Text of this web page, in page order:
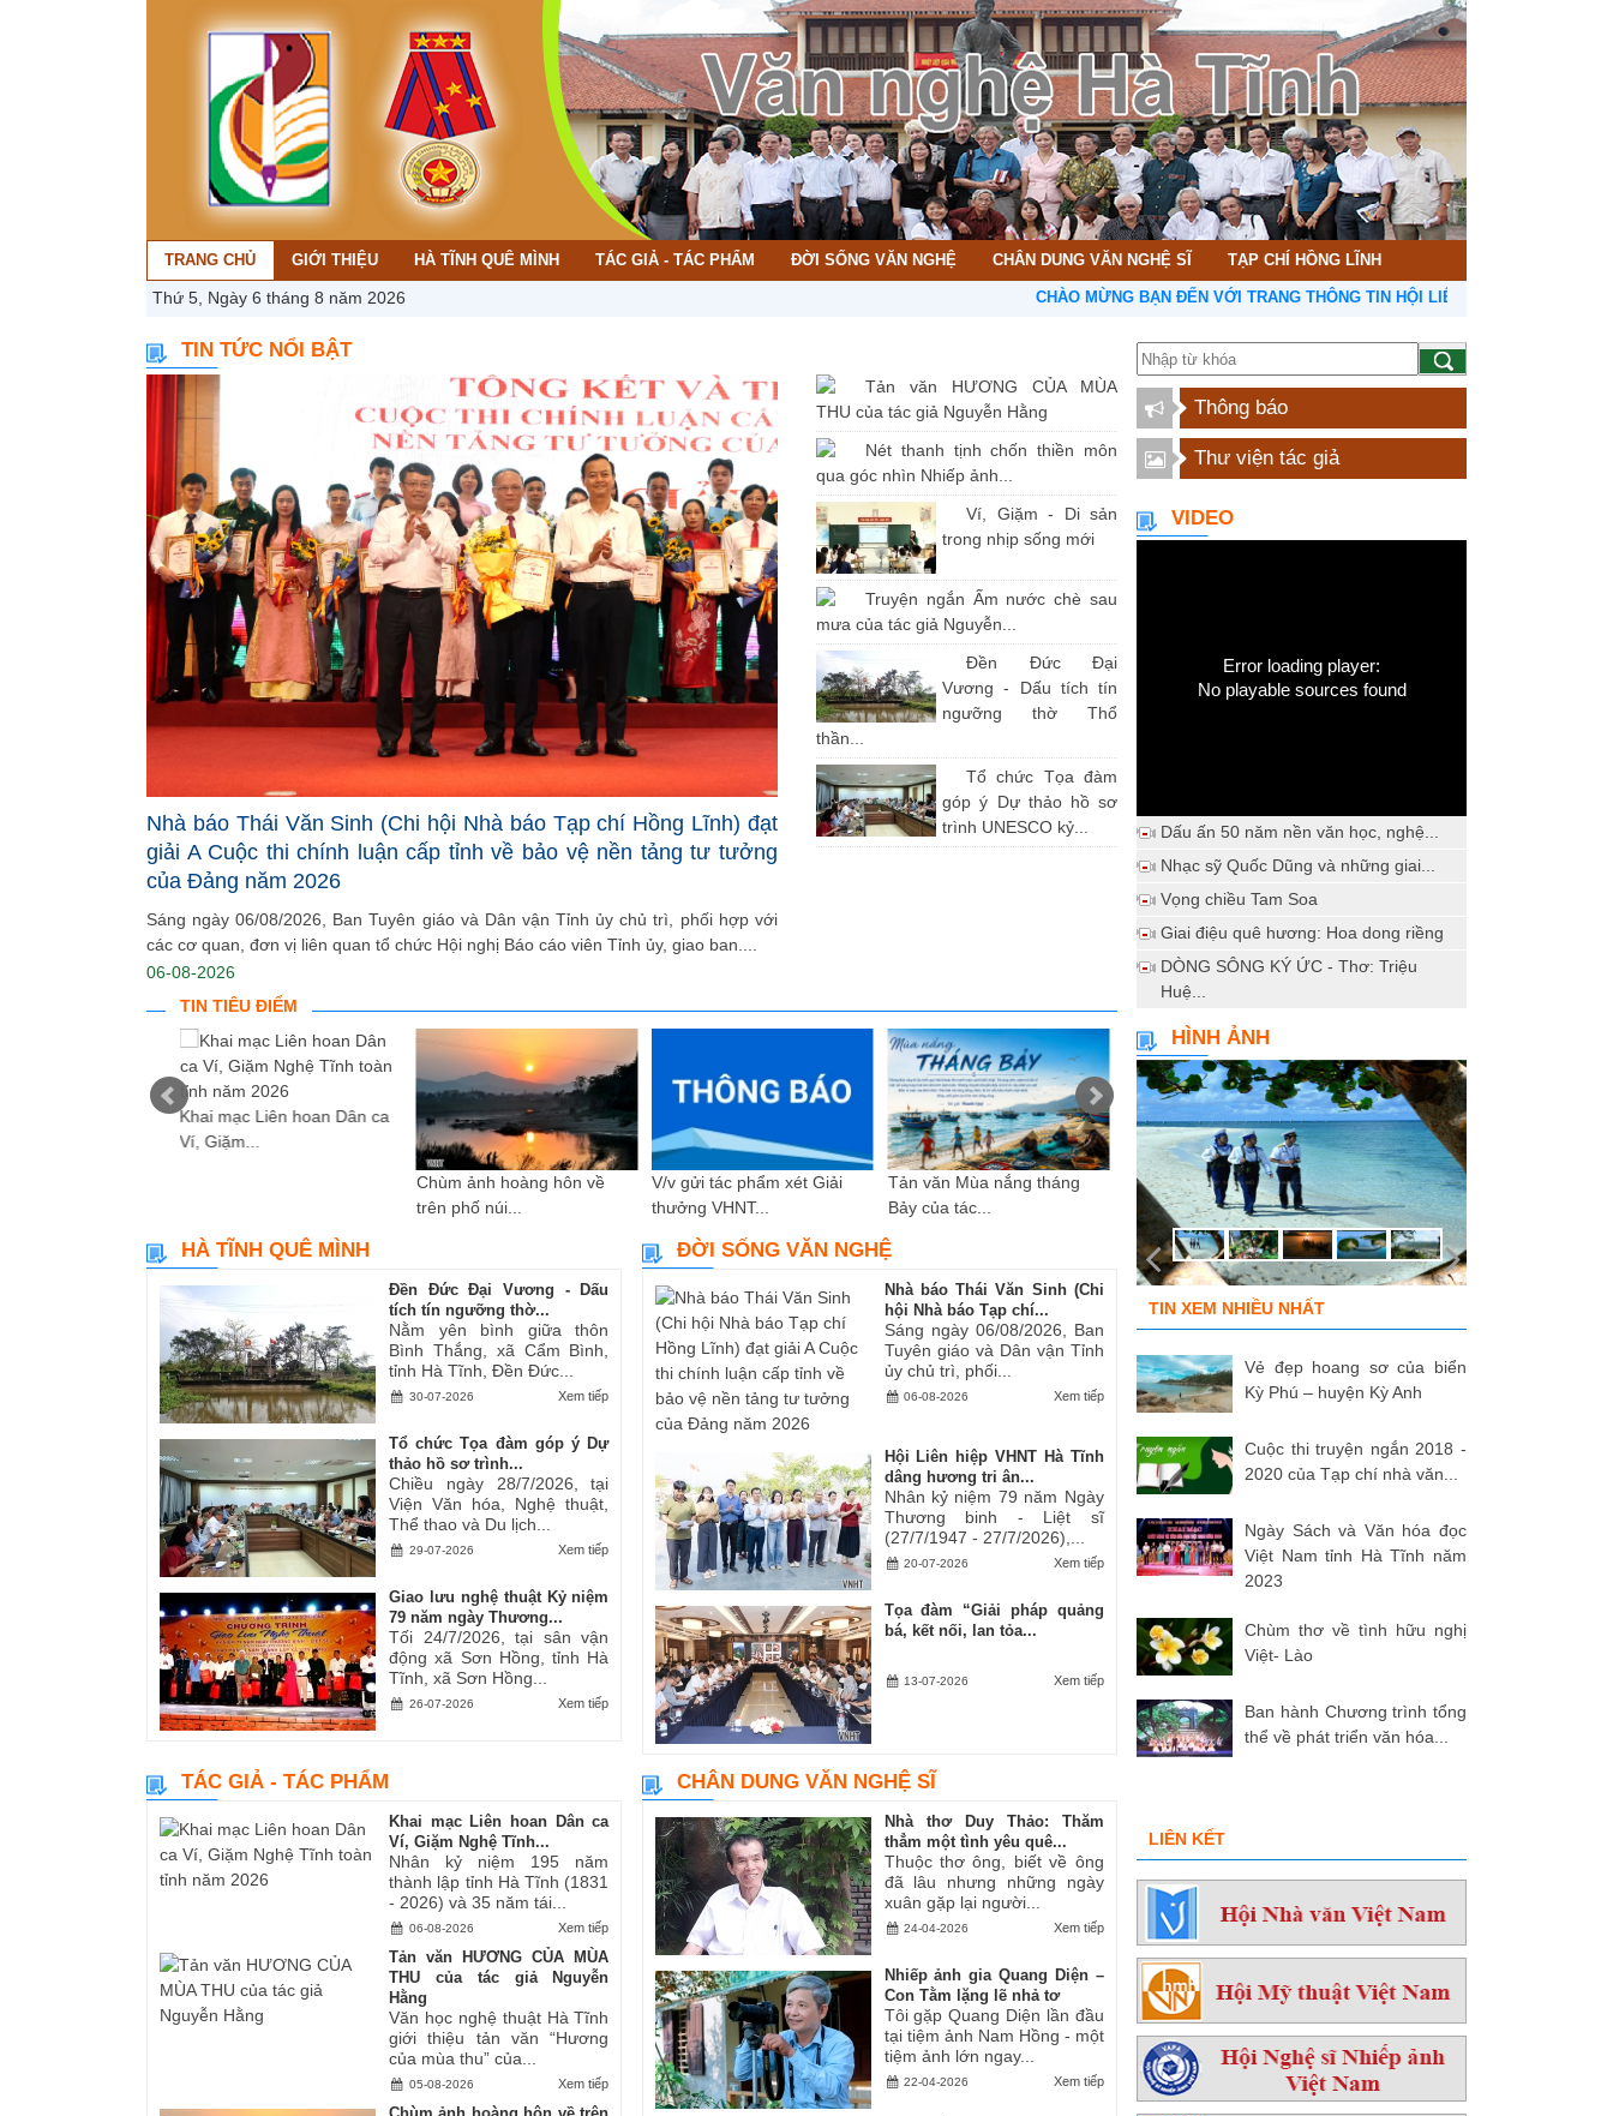
TRANG CHỦ GIỚI THIỆU HÀ TĨNH QUÊ MÌNH TÁC GIẢ - TÁC PHẨM ĐỜI SỐNG VĂN NGHỆ CHÂN DUNG VĂN NGHỆ SĨ TẠP CHÍ HỒNG LĨNH
Thứ 5, Ngày 6 tháng 8 năm 2026 CHÀO MỪNG BẠN ĐẾN VỚI TRANG THÔNG TIN HỘI LIÊN HIỆP VĂN HỌC NGHỆ
TIN TỨC NỔI BẬT
Nhà báo Thái Văn Sinh (Chi hội Nhà báo Tạp chí Hồng Lĩnh) đạt
giải A Cuộc thi chính luận cấp tỉnh về bảo vệ nền tảng tư tưởng
của Đảng năm 2026
Sáng ngày 06/08/2026, Ban Tuyên giáo và Dân vận Tỉnh ủy chủ trì, phối hợp với
các cơ quan, đơn vị liên quan tổ chức Hội nghị Báo cáo viên Tỉnh ủy, giao ban....
06-08-2026
Tản văn HƯƠNG CỦA MÙA
THU của tác giả Nguyễn Hằng
Nét thanh tịnh chốn thiền môn
qua góc nhìn Nhiếp ảnh...
Ví, Giặm - Di sản
trong nhịp sống mới
Truyện ngắn Ấm nước chè sau
mưa của tác giả Nguyễn...
Đền Đức Đại
Vương - Dấu tích tín
ngưỡng thờ Thổ
thần...
Tổ chức Tọa đàm
góp ý Dự thảo hồ sơ
trình UNESCO kỷ...
TIN TIÊU ĐIỂM
Khai mạc Liên hoan Dân ca
Ví, Giặm...
Chùm ảnh hoàng hôn về
trên phố núi...
V/v gửi tác phẩm xét Giải
thưởng VHNT...
Tản văn Mùa nắng tháng
Bảy của tác...
Chùm ảnh “Kéo lưới rùng”
của NSNA...
ĐỒNG ĐỘI ƠI, CÁC ANH ĐÃ
TRỞ VỀ!
HÀ TĨNH QUÊ MÌNH
Đền Đức Đại Vương - Dấu
tích tín ngưỡng thờ...
Nằm yên bình giữa thôn
Bình Thắng, xã Cẩm Bình,
tỉnh Hà Tĩnh, Đền Đức...
Xem tiếp
30-07-2026
Tổ chức Tọa đàm góp ý Dự
thảo hồ sơ trình...
Chiều ngày 28/7/2026, tại
Viện Văn hóa, Nghệ thuật,
Thể thao và Du lịch...
Xem tiếp
29-07-2026
Giao lưu nghệ thuật Kỷ niệm
79 năm ngày Thương...
Tối 24/7/2026, tại sân vận
động xã Sơn Hồng, tỉnh Hà
Tĩnh, xã Sơn Hồng...
Xem tiếp
26-07-2026
ĐỜI SỐNG VĂN NGHỆ
Nhà báo Thái Văn Sinh (Chi
hội Nhà báo Tạp chí...
Sáng ngày 06/08/2026, Ban
Tuyên giáo và Dân vận Tỉnh
ủy chủ trì, phối...
Xem tiếp
06-08-2026
Hội Liên hiệp VHNT Hà Tĩnh
dâng hương tri ân...
Nhân kỷ niệm 79 năm Ngày
Thương binh - Liệt sĩ
(27/7/1947 - 27/7/2026),...
Xem tiếp
20-07-2026
Tọa đàm “Giải pháp quảng
bá, kết nối, lan tỏa...
Xem tiếp
13-07-2026
TÁC GIẢ - TÁC PHẨM
Khai mạc Liên hoan Dân ca
Ví, Giặm Nghệ Tĩnh...
Nhân kỷ niệm 195 năm
thành lập tỉnh Hà Tĩnh (1831
- 2026) và 35 năm tái...
Xem tiếp
06-08-2026
Tản văn HƯƠNG CỦA MÙA
THU của tác giả Nguyễn
Hằng
Văn học nghệ thuật Hà Tĩnh
giới thiệu tản văn “Hương
của mùa thu” của...
Xem tiếp
05-08-2026
CHÂN DUNG VĂN NGHỆ SĨ
Nhà thơ Duy Thảo: Thăm
thẳm một tình yêu quê...
Thuộc thơ ông, biết về ông
đã lâu nhưng những ngày
xuân gặp lại người...
Xem tiếp
24-04-2026
Nhiếp ảnh gia Quang Diện –
Con Tằm lặng lẽ nhả tơ
Tôi gặp Quang Diện lần đầu
tại tiệm ảnh Nam Hồng - một
tiệm ảnh lớn ngay...
Xem tiếp
22-04-2026
Thông báo
Thư viện tác giả
VIDEO
Error loading player:
No playable sources found
Dấu ấn 50 năm nền văn học, nghệ...
Nhạc sỹ Quốc Dũng và những giai...
Vọng chiều Tam Soa
Giai điệu quê hương: Hoa dong riềng
DÒNG SÔNG KÝ ỨC - Thơ: Triệu
Huệ...
HÌNH ẢNH
TIN XEM NHIỀU NHẤT
Vẻ đẹp hoang sơ của biển
Kỳ Phú – huyện Kỳ Anh
Cuộc thi truyện ngắn 2018 -
2020 của Tạp chí nhà văn...
Ngày Sách và Văn hóa đọc
Việt Nam tỉnh Hà Tĩnh năm
2023
Chùm thơ về tình hữu nghị
Việt- Lào
Ban hành Chương trình tổng
thể về phát triển văn hóa...
LIÊN KẾT